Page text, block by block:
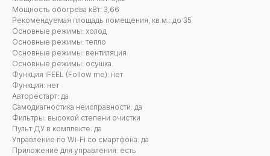
Мощность обогрева кВт: 3,66
Рекомендуемая площадь помещения, кв.м.: до 35
Основные режимы: холод
Основные режимы: тепло
Основные режимы: вентиляция
Основные режимы: осушка.
Функция iFEEL (Follow me): нет
Функция: нет
Авторестарт: да
Самодиагностика неисправности: да
Фильтры: высокой степени очистки
Пульт ДУ в комплекте: да
Управление по Wi-Fi со смартфона: да
Приложение для управления: есть